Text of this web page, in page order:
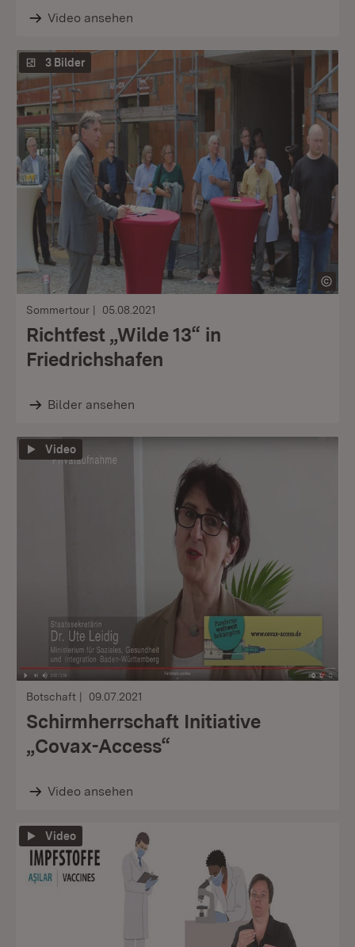
Video ansehen
3 Bilder
Sommertour 05.08.2021
Richtfest „Wilde 13“ in
Friedrichshafen
Bilder ansehen
Video
Botschaft 09.07.2021
Schirmherrschaft Initiative
„Covax-Access“
Video ansehen
Video